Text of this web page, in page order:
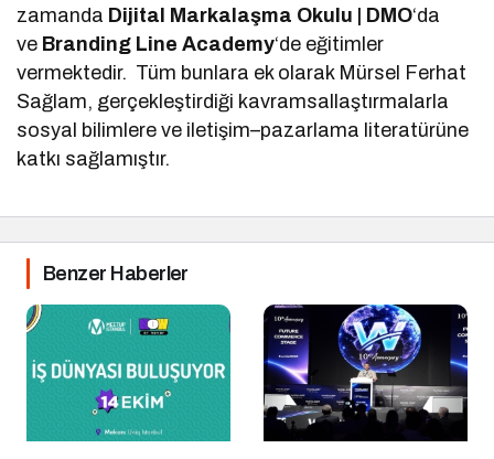
zamanda Dijital Markalaşma Okulu | DMO‘da
ve Branding Line Academy‘de eğitimler
vermektedir. Tüm bunlara ek olarak Mürsel Ferhat
Sağlam, gerçekleştirdiği kavramsallaştırmalarla
sosyal bilimlere ve iletişim–pazarlama literatürüne
katkı sağlamıştır.
Benzer Haberler